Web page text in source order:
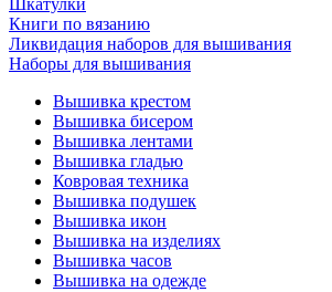
Шкатулки
Книги по вязанию
Ликвидация наборов для вышивания
Наборы для вышивания
Вышивка крестом
Вышивка бисером
Вышивка лентами
Вышивка гладью
Ковровая техника
Вышивка подушек
Вышивка икон
Вышивка на изделиях
Вышивка часов
Вышивка на одежде